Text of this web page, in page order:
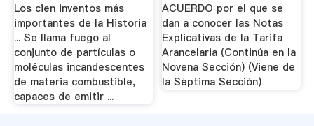
Los cien inventos más
importantes de la Historia
... Se llama fuego al
conjunto de partículas o
moléculas incandescentes
de materia combustible,
capaces de emitir ...
ACUERDO por el que se
dan a conocer las Notas
Explicativas de la Tarifa
Arancelaria (Continúa en la
Novena Sección) (Viene de
la Séptima Sección)